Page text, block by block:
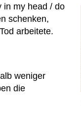
in my head / do
schenken,
arbeitete.
weniger
die